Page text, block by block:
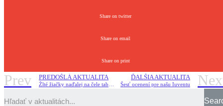
Share on twitter
Share on email
Share on print
Prev PREDOŠLÁ AKTUALITA ĎALŠIA AKTUALITA
Šesť ocenení pre našu Iuventu